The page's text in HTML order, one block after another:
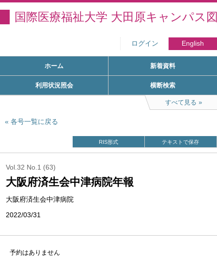
国際医療福祉大学 大田原キャンパス
ログイン English
ホーム 新着資料
利用状況照会 横断検索
すべて見る
各号一覧に戻る
RIS形式 テキストで保存
Vol.32 No.1 (63)
大阪府済生会中津病院年報
大阪府済生会中津病院
2022/03/31
予約はありません